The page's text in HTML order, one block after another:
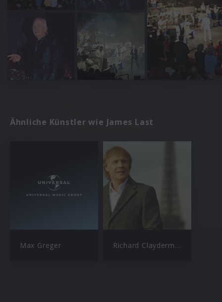
Ähnliche Künstler wie James Last
Max Greger Richard Clayderman